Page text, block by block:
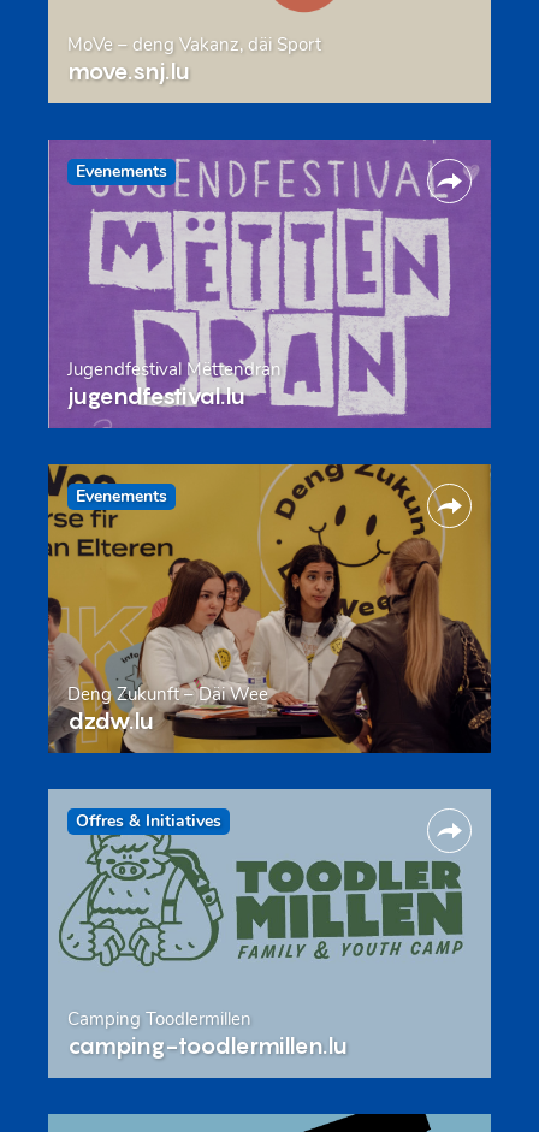
MoVe – deng Vakanz, däi Sport
move.snj.lu
Evenements
Jugendfestival Mëttendran
jugendfestival.lu
Evenements
Deng Zukunft – Däi Wee
dzdw.lu
Offres & Initiatives
Camping Toodlermillen
camping-toodlermillen.lu